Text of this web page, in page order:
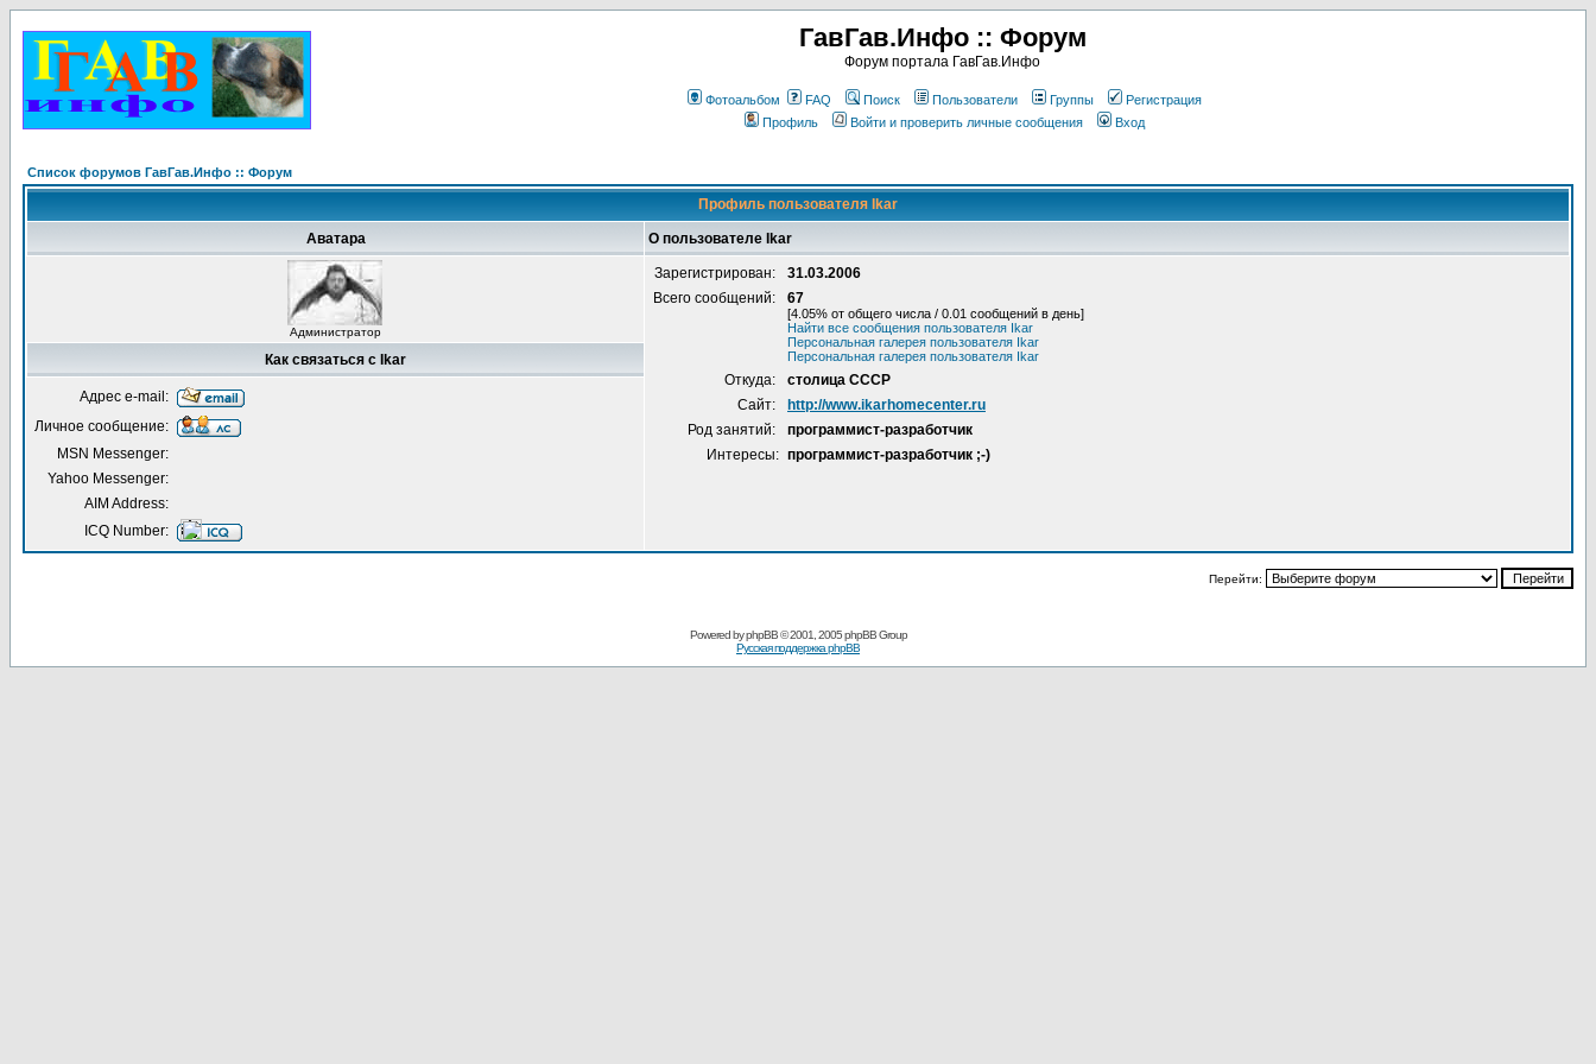
ГавГав.Инфо :: Форум
Форум портала ГавГав.Инфо
Фотоальбом FAQ Поиск Пользователи Группы
Регистрация
Профиль
Войти и проверить личные сообщения Вход
Список форумов ГавГав.Инфо :: Форум
Профиль пользователя Ikar
Аватара О пользователе Ikar
Администратор
Зарегистрирован:
31.03.2006
Всего сообщений:
67
[4.05% от общего числа / 0.01 сообщений в день]
Найти все сообщения пользователя Ikar
Персональная галерея пользователя Ikar
Персональная галерея пользователя Ikar
Откуда:
столица СССР
Сайт:
http://www.ikarhomecenter.ru
Род занятий:
программист-разработчик
Интересы: программист-разработчик ;-)
Как связаться с Ikar
Адрес e-mail:
Личное сообщение:
MSN Messenger:
Yahoo Messenger:
AIM Address:
ICQ Number:
Перейти:
Powered byphpBB© 2001, 2005 phpBB Group
Русская поддержка phpBB